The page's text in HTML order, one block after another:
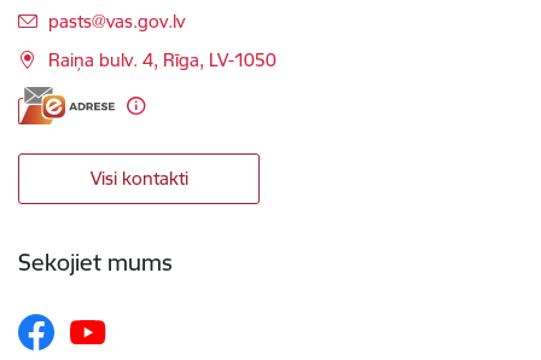
E-pasts:
pasts@vas.gov.lv
Raiņa bulv. 4, Rīga, LV-1050
Visi kontakti
Sekojiet mums